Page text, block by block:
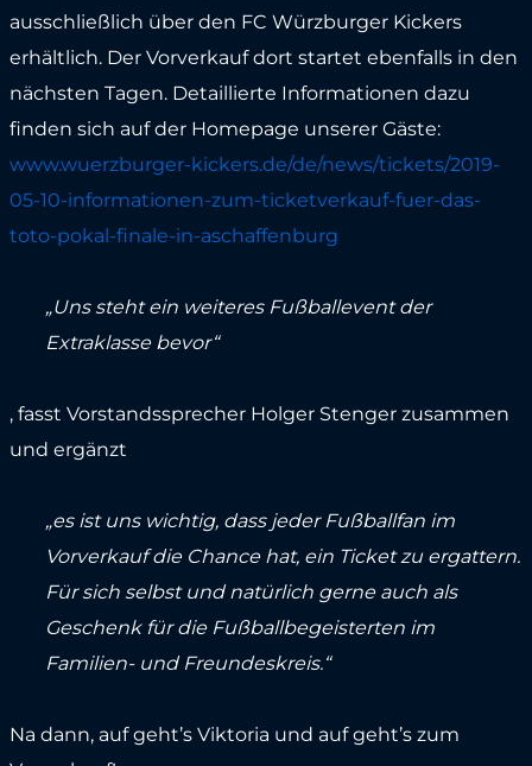
ausschließlich über den FC Würzburger Kickers
erhältlich. Der Vorverkauf dort startet ebenfalls in den
nächsten Tagen. Detaillierte Informationen dazu
finden sich auf der Homepage unserer Gäste:
www.wuerzburger-kickers.de/de/news/tickets/2019-
05-10-informationen-zum-ticketverkauf-fuer-das-
toto-pokal-finale-in-aschaffenburg
„Uns steht ein weiteres Fußballevent der
Extraklasse bevor“
, fasst Vorstandssprecher Holger Stenger zusammen
und ergänzt
„es ist uns wichtig, dass jeder Fußballfan im
Vorverkauf die Chance hat, ein Ticket zu ergattern.
Für sich selbst und natürlich gerne auch als
Geschenk für die Fußballbegeisterten im
Familien- und Freundeskreis.“
Na dann, auf geht’s Viktoria und auf geht’s zum